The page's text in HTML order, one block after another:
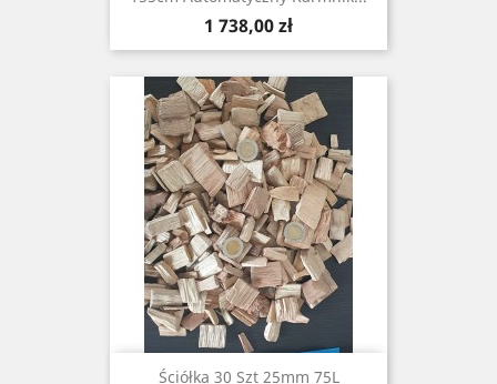
Cena
1 738,00 zł
Ściółka 30 Szt 25mm 75L